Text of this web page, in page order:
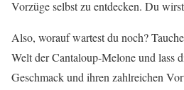
Vorzüge selbst zu entdecken. Du
Also, worauf wartest du noch?
Welt der Cantaloup-Melone und lass
Geschmack und ihren zahlreichen